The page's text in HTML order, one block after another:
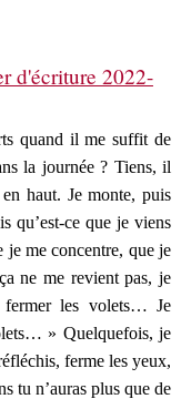
d'écriture 2022-
quand il me suffit de
la journée ? Tiens, il
haut. Je monte, puis
qu’est-ce que je viens
je me concentre, que je
ne me revient pas, je
les volets… Je
» Quelquefois, je
ferme les yeux,
tu n’auras plus que de